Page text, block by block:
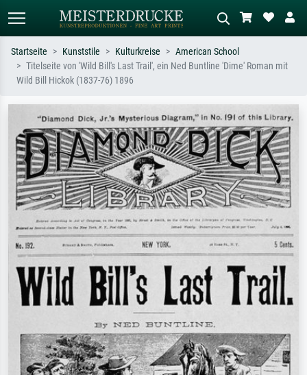
Standardsuche
oder Stilen – z.B. Monet,
Sternennacht, Impressionismus, Welle
Hokusai, Akt.
Wiese, Abstrakt mit viel Rot, Dunkles
Ölgemälde, Stehender Akt neben einem
Baum.
Startseite Kunststile Kulturkreise
American School
Titelseite von 'Wild Bill's Last Trail', ein Ned Buntline 'Dime' Roman mit
Wild Bill Hickok (1837-76) 1896